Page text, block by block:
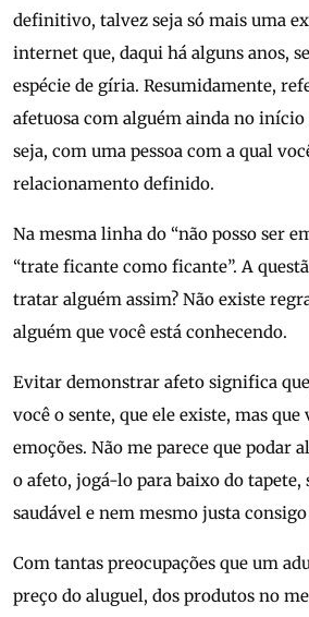
definitivo, talvez seja só mais uma
internet que, daqui há alguns anos,
espécie de gíria. Resumidamente,
afetuosa com alguém ainda no início
seja, com uma pessoa com a qual
relacionamento definido.
Na mesma linha do “não posso ser
“trate ficante como ficante”. A
tratar alguém assim? Não existe
alguém que você está conhecendo.
Evitar demonstrar afeto significa
você o sente, que ele existe, mas que
emoções. Não me parece que podar
o afeto, jogá-lo para baixo do tapete,
saudável e nem mesmo justa
Com tantas preocupações que um
preço do aluguel, dos produtos no